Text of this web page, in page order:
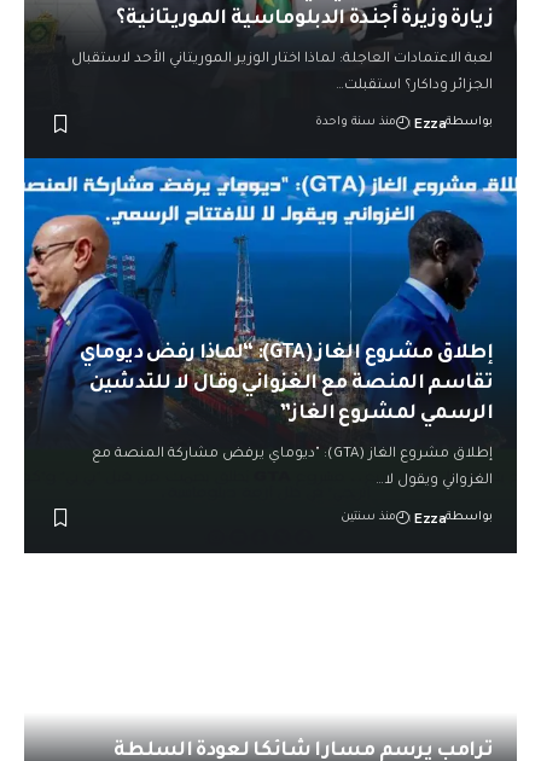
زيارة وزيرة أجندة الدبلوماسية الموريتانية؟
لعبة الاعتمادات العاجلة: لماذا اختار الوزير الموريتاني الأحد لاستقبال
الجزائر وداكار؟ استقبلت…
بواسطةEzza منذ سنة واحدة
إطلاق مشروع الغاز (GTA): “لماذا رفض ديوماي
تقاسم المنصة مع الغزواني وقال لا للتدشين
الرسمي لمشروع الغاز”
إطلاق مشروع الغاز (GTA): "ديوماي يرفض مشاركة المنصة مع
الغزواني ويقول لا…
بواسطةEzza منذ سنتين
ترامب يرسم مسارا شائكا لعودة السلطة